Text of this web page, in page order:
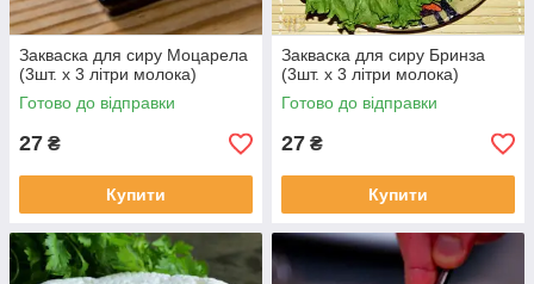
Закваска для сиру Моцарела
(3шт. х 3 літри молока)
Готово до відправки
27 ₴
Купити
Закваска для сиру Бринза
(3шт. х 3 літри молока)
Готово до відправки
27 ₴
Купити